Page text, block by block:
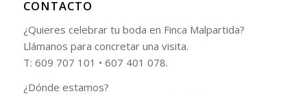
CONTACTO
¿Quieres celebrar tu boda en Finca Malpartida?
Llámanos para concretar una visita.
T: 609 707 101 • 607 401 078.
¿Dónde estamos?